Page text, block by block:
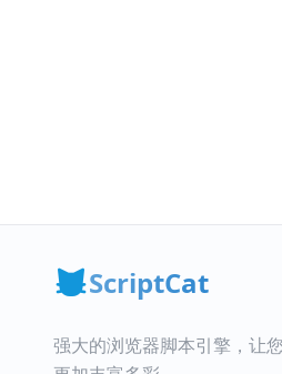
ScriptCat
强大的浏览器脚本引擎，让